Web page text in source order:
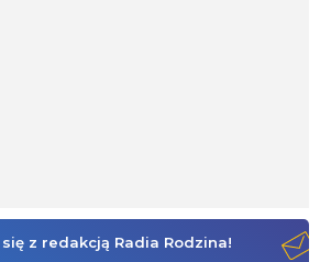
z redakcją Radia Rodzina!